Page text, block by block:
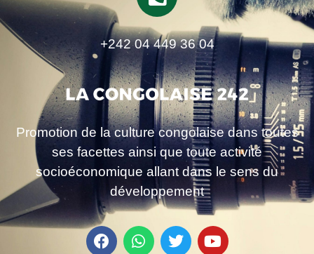
+242 04 449 36 04
Promotion de la culture congolaise dans toutes
ses facettes ainsi que toute activité
socioéconomique allant dans le sens du
développement